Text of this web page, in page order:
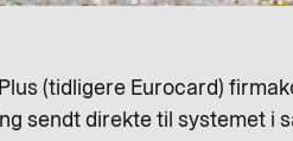
(tidligere Eurocard)
sendt direkte til systemet i